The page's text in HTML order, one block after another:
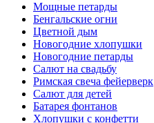
Мощные петарды
Бенгальские огни
Цветной дым
Новогодние хлопушки
Новогодние петарды
Салют на свадьбу
Римская свеча фейерверк
Салют для детей
Батарея фонтанов
Хлопушки с конфетти